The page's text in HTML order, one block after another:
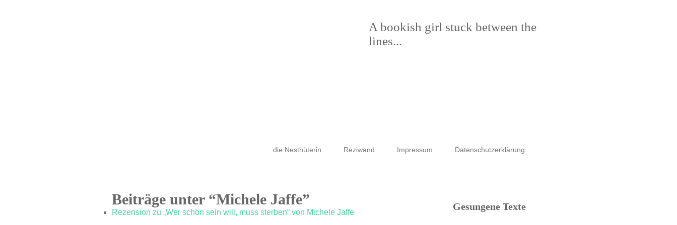
A bookish girl stuck between the
lines...
die Nesthüterin Reziwand Impressum Datenschutzerklärung
Beiträge unter “Michele Jaffe”
Rezension zu „Wer schön sein will, muss sterben“ von Michele Jaffe
Gesungene Texte